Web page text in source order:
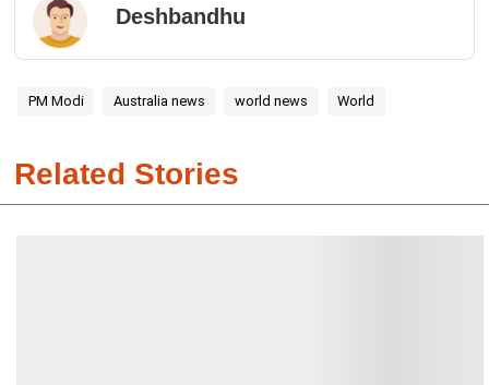
Deshbandhu
PM Modi Australia news world news World
Related Stories